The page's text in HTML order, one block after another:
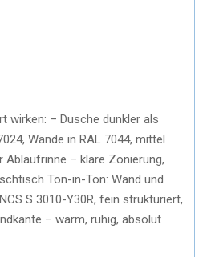
wirken: – Dusche dunkler als
Wände in RAL 7044, mittel
– klare Zonierung,
Ton-in-Ton: Wand und
S 3010-Y30R, fein strukturiert,
– warm, ruhig, absolut